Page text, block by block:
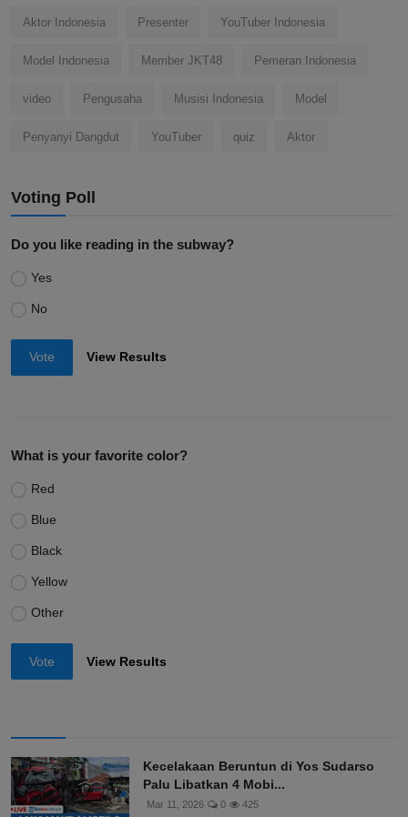
Aktor Indonesia Presenter YouTuber Indonesia
Model Indonesia Member JKT48 Pemeran Indonesia
video Pengusaha Musisi Indonesia Model
Penyanyi Dangdut YouTuber quiz Aktor
Voting Poll
Do you like reading in the subway?
Yes
No
Vote View Results
What is your favorite color?
Red
Blue
Black
Yellow
Other
Vote View Results
Kecelakaan Beruntun di Yos Sudarso
Palu Libatkan 4 Mobi...
Mar 11, 2026 0 425